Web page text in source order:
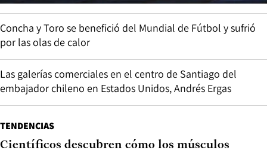
Concha y Toro se benefició del Mundial de Fútbol y sufrió
por las olas de calor
Las galerías comerciales en el centro de Santiago del
embajador chileno en Estados Unidos, Andrés Ergas
TENDENCIAS
Científicos descubren cómo los músculos